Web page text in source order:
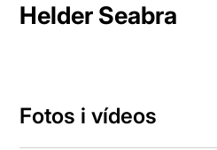
Helder Seabra
Fotos i vídeos